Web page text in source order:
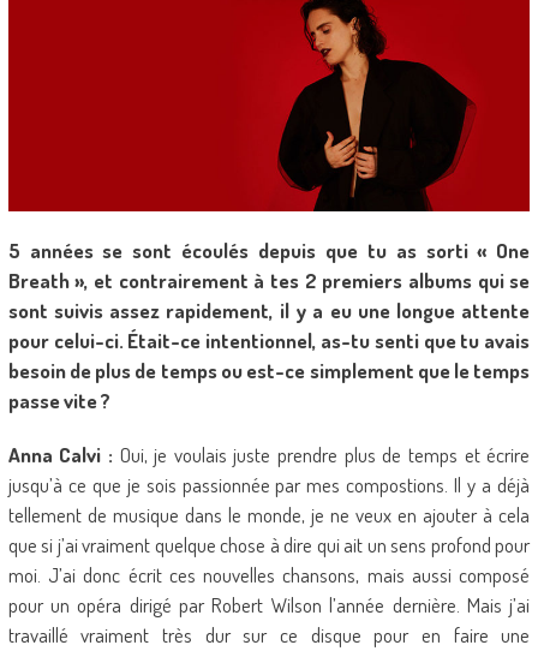
5 années se sont écoulés depuis que tu as sorti « One
Breath », et contrairement à tes 2 premiers albums qui se
sont suivis assez rapidement, il y a eu une longue attente
pour celui-ci. Était-ce intentionnel, as-tu senti que tu avais
besoin de plus de temps ou est-ce simplement que le temps
passe vite ?
Anna Calvi : Oui, je voulais juste prendre plus de temps et écrire
jusqu’à ce que je sois passionnée par mes compostions. Il y a déjà
tellement de musique dans le monde, je ne veux en ajouter à cela
que si j’ai vraiment quelque chose à dire qui ait un sens profond pour
moi. J’ai donc écrit ces nouvelles chansons, mais aussi composé
pour un opéra dirigé par Robert Wilson l’année dernière. Mais j’ai
travaillé vraiment très dur sur ce disque pour en faire une